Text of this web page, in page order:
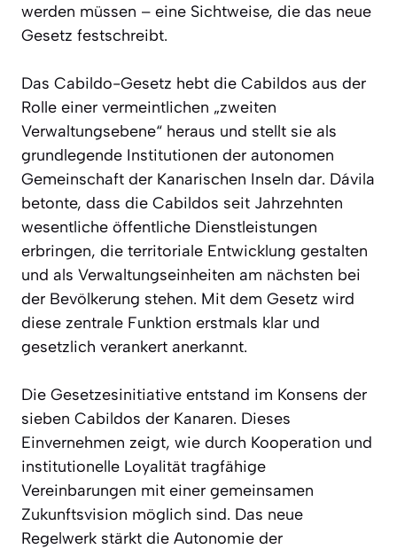
werden müssen – eine Sichtweise, die das neue
Gesetz festschreibt.
Das Cabildo-Gesetz hebt die Cabildos aus der
Rolle einer vermeintlichen „zweiten
Verwaltungsebene“ heraus und stellt sie als
grundlegende Institutionen der autonomen
Gemeinschaft der Kanarischen Inseln dar. Dávila
betonte, dass die Cabildos seit Jahrzehnten
wesentliche öffentliche Dienstleistungen
erbringen, die territoriale Entwicklung gestalten
und als Verwaltungseinheiten am nächsten bei
der Bevölkerung stehen. Mit dem Gesetz wird
diese zentrale Funktion erstmals klar und
gesetzlich verankert anerkannt.
Die Gesetzesinitiative entstand im Konsens der
sieben Cabildos der Kanaren. Dieses
Einvernehmen zeigt, wie durch Kooperation und
institutionelle Loyalität tragfähige
Vereinbarungen mit einer gemeinsamen
Zukunftsvision möglich sind. Das neue
Regelwerk stärkt die Autonomie der